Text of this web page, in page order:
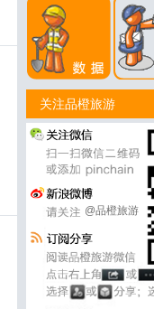
关注品橙旅游
@品橙旅游